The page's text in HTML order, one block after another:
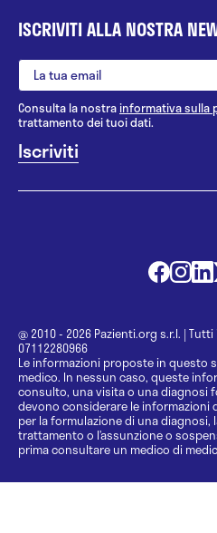
ISCRIVITI ALLA NOSTRA
Consulta la nostrainformativa sulla
trattamento dei tuoi dati.
@ 2010 - 2026 Pazienti.org s.r.l. | Tutti
07112280966
Le informazioni proposte in questo
medico. In nessun caso, queste
consulto, una visita o una diagnosi
devono considerare le
per la formulazione di una diagnosi,
trattamento o l’assunzione o
prima consultare un medico di